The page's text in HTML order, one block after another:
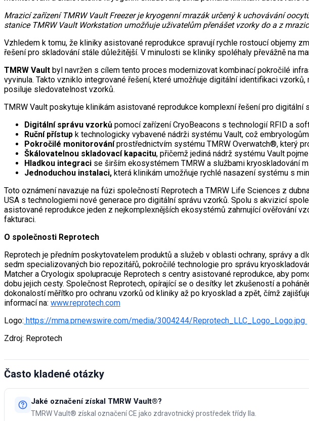
Mrazicí zařízení TMRW Vault Freezer je kryogenní mrazák určený k uchovávání
stanice TMRW Vault Workstation umožňuje uživatelům přenášet vzorky do a z
Vzhledem k tomu, že kliniky asistované reprodukce spravují rychle rostoucí objemy
řešení pro skladování stále důležitější. V minulosti se kliniky spoléhaly převážně na
TMRW Vault byl navržen s cílem tento proces modernizovat kombinací pokročilé
vyvinula. Takto vzniklo integrované řešení, které umožňuje digitální identifikaci
posiluje sledovatelnost vzorků.
TMRW Vault poskytuje klinikám asistované reprodukce komplexní řešení pro digitální
Digitální správu vzorků pomocí zařízení CryoBeacons s technologií RFID a
Ruční přístup k technologicky vybavené nádrži systému Vault, což
Pokročilé monitorováníprostřednictvím systému TMRW Overwatch®, který
Škálovatelnou skladovací kapacitu, přičemž jediná nádrž systému Vault
Hladkou integraci se širším ekosystémem TMRW a službami kryoskladování
Jednoduchou instalaci, která klinikám umožňuje rychlé nasazení systému s
Toto oznámení navazuje na fúzi společností Reprotech a TMRW Life Sciences z
USA s technologiemi nové generace pro digitální správu vzorků. Spolu s akvizicí
asistované reprodukce jeden z nejkomplexnějších ekosystémů zahrnující ověřování
fakturaci.
O společnosti Reprotech
Reprotech je předním poskytovatelem produktů a služeb v oblasti ochrany, správy a
sedm specializovaných bio repozitářů, pokročilé technologie pro správu
Matcher a Cryologix spolupracuje Reprotech s centry asistované reprodukce, aby
dobu jejich cesty. Společnost Reprotech, opírající se o desítky let zkušeností a
dokonalostí měřítko pro ochranu vzorků od kliniky až po kryosklad a zpět, čímž
informací na: www.reprotech.com
Logo: https://mma.prnewswire.com/media/3004244/Reprotech_LLC_Logo_Logo.jpg
Zdroj: Reprotech
Často kladené otázky
Jaké označení získal TMRW Vault®?
TMRW Vault® získal označení CE jako zdravotnický prostředek třídy IIa.